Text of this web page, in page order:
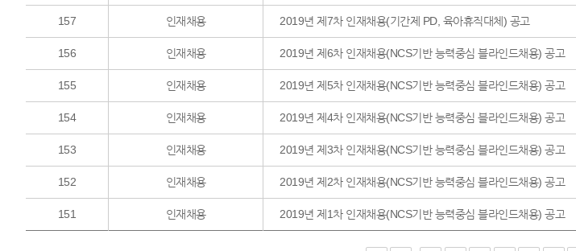
157 인재채용 2019년 제7차 인재채용(기간제 PD, 육아휴직대체) 공고
156 인재채용 2019년 제6차 인재채용(NCS기반 능력중심 블라인드채용) 공고
155 인재채용 2019년 제5차 인재채용(NCS기반 능력중심 블라인드채용) 공고
154 인재채용 2019년 제4차 인재채용(NCS기반 능력중심 블라인드채용) 공고
153 인재채용 2019년 제3차 인재채용(NCS기반 능력중심 블라인드채용) 공고
152 인재채용 2019년 제2차 인재채용(NCS기반 능력중심 블라인드채용) 공고
151 인재채용 2019년 제1차 인재채용(NCS기반 능력중심 블라인드채용) 공고